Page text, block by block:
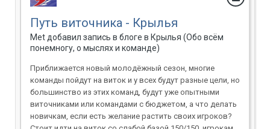
Путь виточника - Крылья
Met добавил запись в блоге в Крылья (Обо всём
понемногу, о мыслях и команде)
Приближается новый молодёжный сезон, многие
команды пойдут на виток и у всех будут разные цели, но
большинство из этих команд, будут уже опытными
виточниками или командами с бюджетом, а что делать
новичкам, если есть желание растить своих игроков?